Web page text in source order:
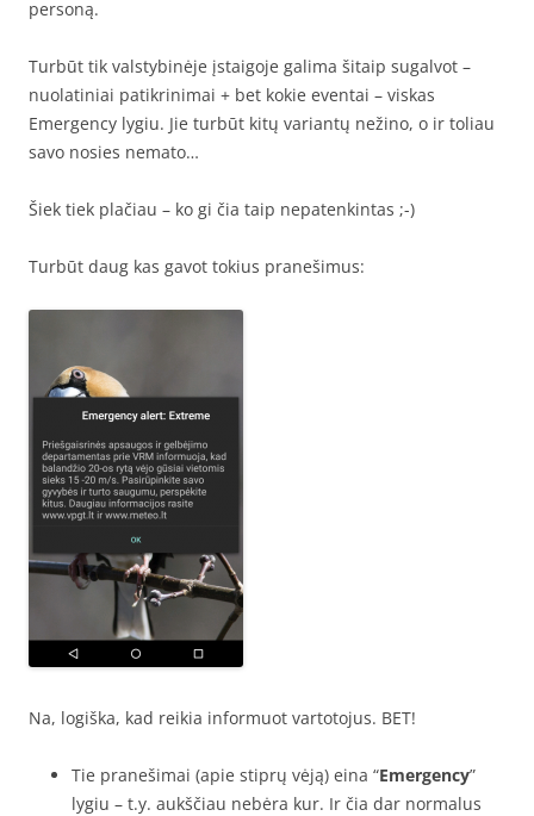
personą.
Turbūt tik valstybinėje įstaigoje galima šitaip sugalvot –
nuolatiniai patikrinimai + bet kokie eventai – viskas
Emergency lygiu. Jie turbūt kitų variantų nežino, o ir toliau
savo nosies nemato…
Šiek tiek plačiau – ko gi čia taip nepatenkintas ;-)
Turbūt daug kas gavot tokius pranešimus:
Na, logiška, kad reikia informuot vartotojus. BET!
Tie pranešimai (apie stiprų vėją) eina “Emergency”
lygiu – t.y. aukščiau nebėra kur. Ir čia dar normalus